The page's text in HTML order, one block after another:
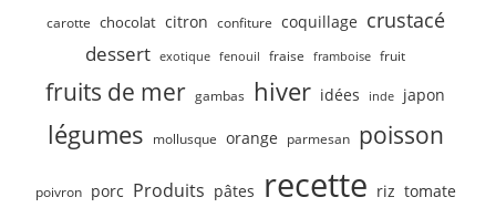
carotte chocolat citron confiture coquillage crustacé
dessert exotique fenouil fraise framboise fruit
fruits de mer gambas hiver idées inde japon
légumes mollusque orange parmesan poisson
poivron porc Produits pâtes recette riz tomate